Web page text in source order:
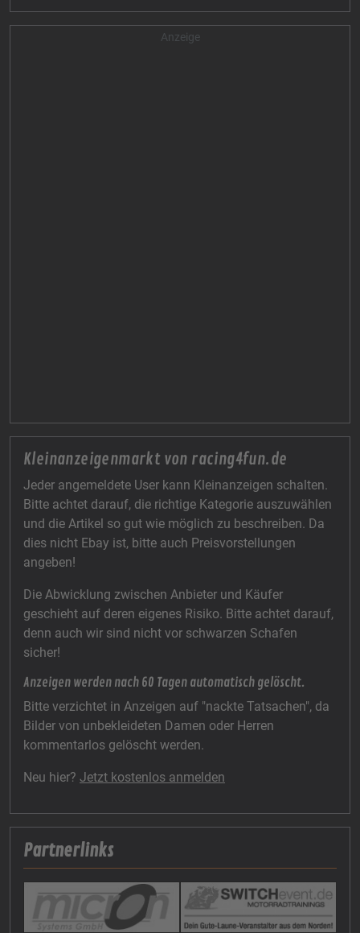
Anzeige
Kleinanzeigenmarkt von racing4fun.de
Jeder angemeldete User kann Kleinanzeigen schalten.
Bitte achtet darauf, die richtige Kategorie auszuwählen
und die Artikel so gut wie möglich zu beschreiben. Da
dies nicht Ebay ist, bitte auch Preisvorstellungen
angeben!
Die Abwicklung zwischen Anbieter und Käufer
geschieht auf deren eigenes Risiko. Bitte achtet darauf,
denn auch wir sind nicht vor schwarzen Schafen
sicher!
Anzeigen werden nach 60 Tagen automatisch gelöscht.
Bitte verzichtet in Anzeigen auf "nackte Tatsachen", da
Bilder von unbekleideten Damen oder Herren
kommentarlos gelöscht werden.
Neu hier? Jetzt kostenlos anmelden
Partnerlinks